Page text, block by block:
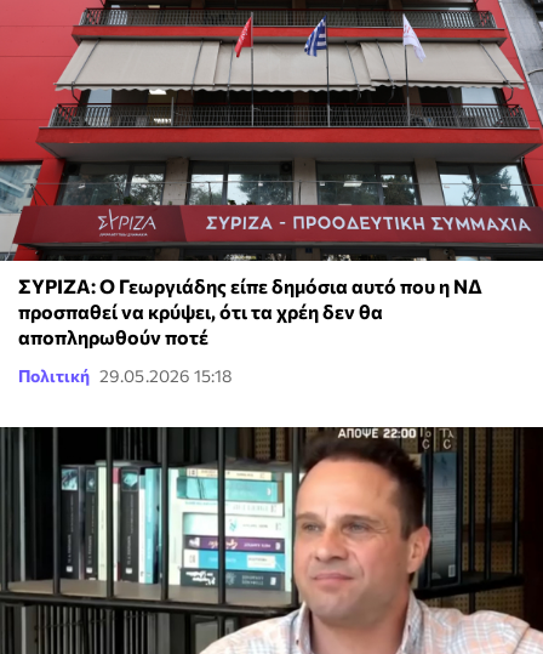
ΣΥΡΙΖΑ: Ο Γεωργιάδης είπε δημόσια αυτό που η ΝΔ
προσπαθεί να κρύψει, ότι τα χρέη δεν θα
αποπληρωθούν ποτέ
Πολιτική 29.05.2026 15:18